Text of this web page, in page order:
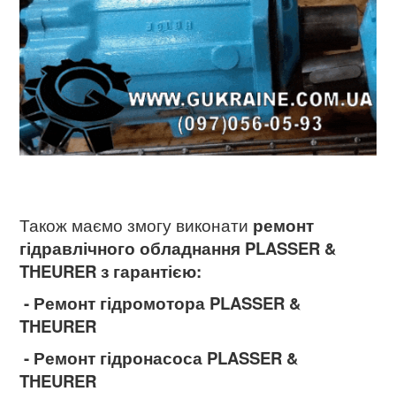
Також маємо змогу виконати ремонт
гідравлічного обладнання PLASSER &
THEURERз гарантією:
- Ремонт гідромотора PLASSER &
THEURER
- Ремонт гідронасоса PLASSER &
THEURER